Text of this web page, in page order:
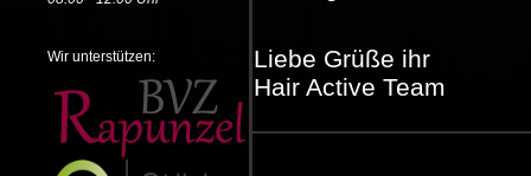
Wir unterstützen:
Liebe Grüße ihr
Hair Active Team